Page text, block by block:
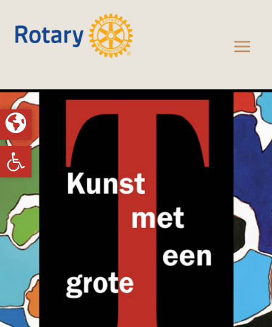
Toolbar openen